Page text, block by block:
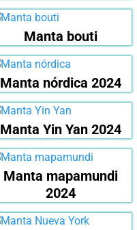
Manta bouti
Manta nórdica 2024
Manta Yin Yan 2024
Manta mapamundi
2024